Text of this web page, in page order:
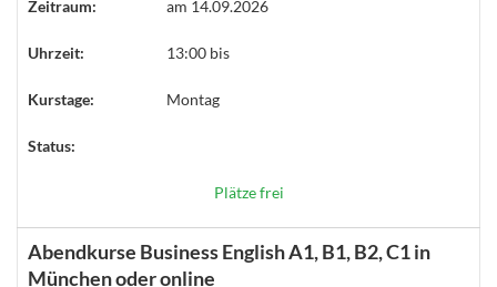
Zeitraum: am 14.09.2026
Uhrzeit: 13:00 bis
Kurstage: Montag
Status:
Plätze frei
Abendkurse Business English A1, B1, B2, C1 in
München oder online